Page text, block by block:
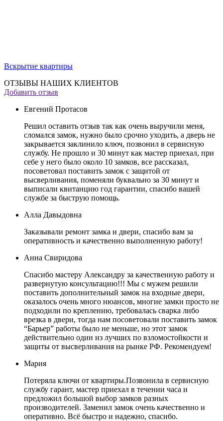
Вскрытие квартиры
ОТЗЫВЫ НАШИХ КЛИЕНТОВ
Добавить отзыв
Евгений Протасов
Решил оставить отзыв так как очень выручили меня,
сломался замок, нужно было срочно уходить, а дверь не
закрывается заклинило ключ, позвонил в сервисную
службу. Не прошло и 30 минут как мастер приехал, при
себе у него было около 10 замков, все рассказал,
посоветовал поставить замок с защитой от
высверливания, поменяли буквально за 30 минут и
выписали квитанцию год гарантии, спасибо вашей
службе за быструю помощь.
Алла Давыдовна
Заказывали ремонт замка и двери, спасибо вам за
оперативность и качественно выполненную работу!
Анна Свиридова
Спасибо мастеру Александру за качественную работу и
развернутую консультацию!!! Мы с мужем решили
поставить дополнительный замок на входные двери,
оказалось очень много нюансов, многие замки просто не
подходили по креплению, требовалась сварка либо
врезка в двери, тогда нам посоветовали поставить замок
“Барьер” работы было не меньше, но этот замок
действительно один из лучших по взломостойкости и
защиты от высверливания на рынке РФ. Рекомендуем!
Мария
Потеряла ключи от квартиры.Позвонила в сервисную
службу гарант, мастер приехал в течении часа и
предложил большой выбор замков разных
производителей. Заменил замок очень качественно и
оперативно. Всё быстро и надежно, спасибо.